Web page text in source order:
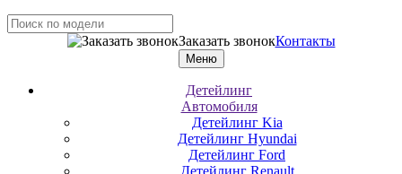
Заказать звонокКонтакты
Меню
Детейлинг
Автомобиля
Детейлинг Kia
Детейлинг Hyundai
Детейлинг Ford
Детейлинг Renault